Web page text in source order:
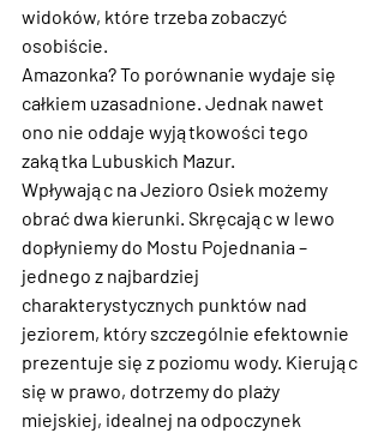
widoków, które trzeba zobaczyć
osobiście.
Amazonka? To porównanie wydaje się
całkiem uzasadnione. Jednak nawet
ono nie oddaje wyjątkowości tego
zakątka Lubuskich Mazur.
Wpływając na Jezioro Osiek możemy
obrać dwa kierunki. Skręcając w lewo
dopłyniemy do Mostu Pojednania –
jednego z najbardziej
charakterystycznych punktów nad
jeziorem, który szczególnie efektownie
prezentuje się z poziomu wody. Kierując
się w prawo, dotrzemy do plaży
miejskiej, idealnej na odpoczynek